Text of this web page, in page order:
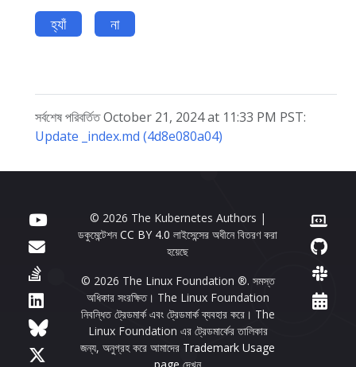
হ্যাঁ না
সর্বশেষ পরিবর্তিত October 21, 2024 at 11:33 PM PST:
Update _index.md (4d8e080a04)
© 2026 The Kubernetes Authors |
ডকুমেন্টেশনCC BY 4.0 লাইসেন্সের অধীনে বিতরণ করা
হয়েছে
© 2026 The Linux Foundation ®. সমস্ত
অধিকার সংরক্ষিত। The Linux Foundation
নিবন্ধিত ট্রেডমার্ক এবং ট্রেডমার্ক ব্যবহার করে। The
Linux Foundation এর ট্রেডমার্কের তালিকার
জন্য, অনুগ্রহ করে আমাদের Trademark Usage